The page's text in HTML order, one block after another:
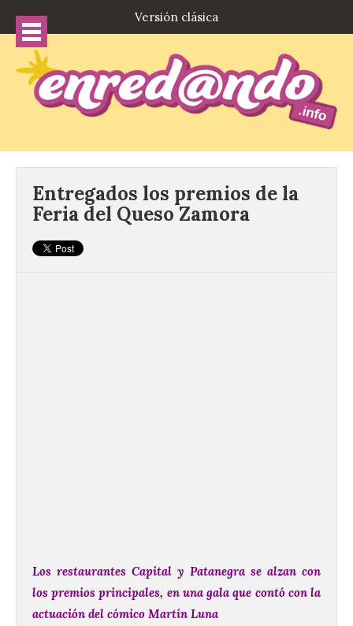
Versión clásica
Entregados los premios de la
Feria del Queso Zamora
Los restaurantes Capital y Patanegra se alzan con
los premios principales, en una gala que contó con la
actuación del cómico Martín Luna